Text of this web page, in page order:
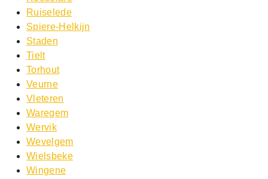
Ruiselede
Spiere-Helkijn
Staden
Tielt
Torhout
Veurne
Vleteren
Waregem
Wervik
Wevelgem
Wielsbeke
Wingene